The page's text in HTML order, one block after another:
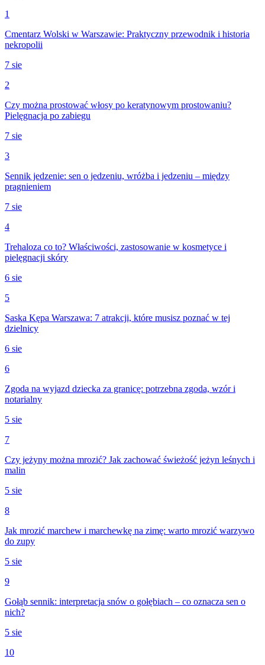
1
Cmentarz Wolski w Warszawie: Praktyczny przewodnik i historia
nekropolii
7 sie
2
Czy można prostować włosy po keratynowym prostowaniu?
Pielęgnacja po zabiegu
7 sie
3
Sennik jedzenie: sen o jedzeniu, wróżba i jedzeniu – między
pragnieniem
7 sie
4
Trehaloza co to? Właściwości, zastosowanie w kosmetyce i
pielęgnacji skóry
6 sie
5
Saska Kępa Warszawa: 7 atrakcji, które musisz poznać w tej
dzielnicy
6 sie
6
Zgoda na wyjazd dziecka za granicę: potrzebna zgoda, wzór i
notarialny
5 sie
7
Czy jeżyny można mrozić? Jak zachować świeżość jeżyn leśnych i
malin
5 sie
8
Jak mrozić marchew i marchewkę na zimę: warto mrozić warzywo
do zupy
5 sie
9
Gołąb sennik: interpretacja snów o gołębiach – co oznacza sen o
nich?
5 sie
10